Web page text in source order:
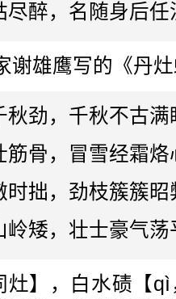
醉，名随身后任
雄鹰写的《丹灶
劲，千秋不古满
骨，冒雪经霜烙
拙，劲枝簇簇昭
矮，壮士豪气荡
，白水碛【qì